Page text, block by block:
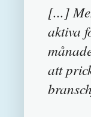
[...]
aktiva
att